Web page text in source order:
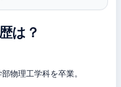
は？
物理工学科を卒業。